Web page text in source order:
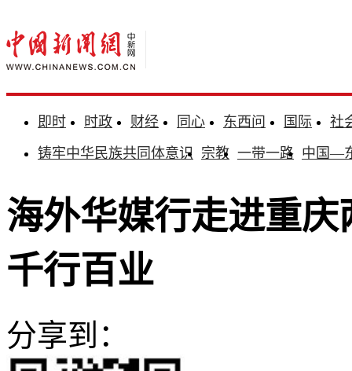
即时 时政 财经 同心 东西问 国际
社
铸牢中华民族共同体意识 宗教 一带一路 中国—
海外华媒行走进重
千行百业
分享到：